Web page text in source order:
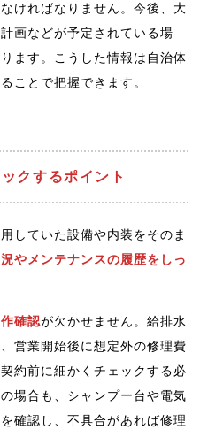
なければなりません。今後、大
画などが予定されている場
ます。こうした情報は自治体
ことで把握できます。
クするポイント
していた設備や内装をそのま
やメンテナンスの履歴をしっ
確認が欠かせません。給排水
営業開始後に想定外の修理費
約前に細かくチェックする必
場合も、シャンプー台や電気
確認し、不具合があれば修理